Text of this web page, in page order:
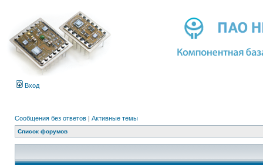
Вход
Сообщения без ответов | Активные темы
Список форумов